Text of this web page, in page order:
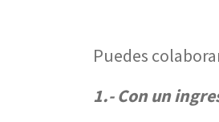
Puedes
1.- Con un